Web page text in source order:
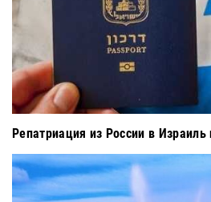
Репатриация из России в